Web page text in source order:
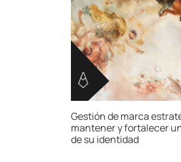
Gestión de marca
mantener y fortalecer
de su identidad